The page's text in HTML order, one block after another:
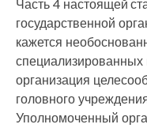
Часть 4 настоящей
государственной
кажется
организация
головного
Уполномоченный